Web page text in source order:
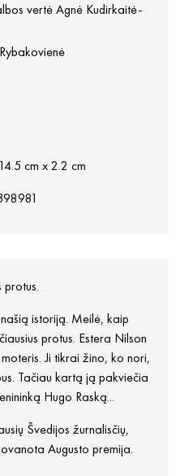
vertė Agnė Kudirkaitė-
cm x 2.2 cm
istoriją. Meilė, kaip
protus. Estera Nilson
Ji tikrai žino, ko nori,
Tačiau kartą ją pakviečia
Hugo Raską...
Švedijos žurnalisčių,
Augusto premija.